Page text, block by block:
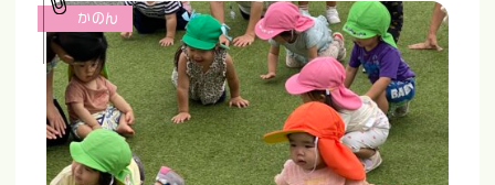
かのん